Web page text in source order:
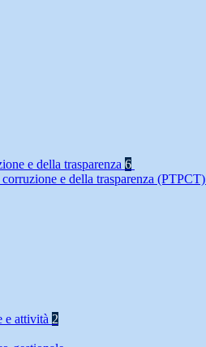
e della trasparenza 6
e della trasparenza (PTPCT)
e attività 2